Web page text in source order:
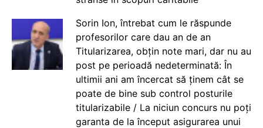
Sorin Ion, întrebat cum le răspunde
profesorilor care dau an de an
Titularizarea, obțin note mari, dar nu au
post pe perioadă nedeterminată: În
ultimii ani am încercat să ținem cât se
poate de bine sub control posturile
titularizabile / La niciun concurs nu poți
garanta de la început asigurarea unui